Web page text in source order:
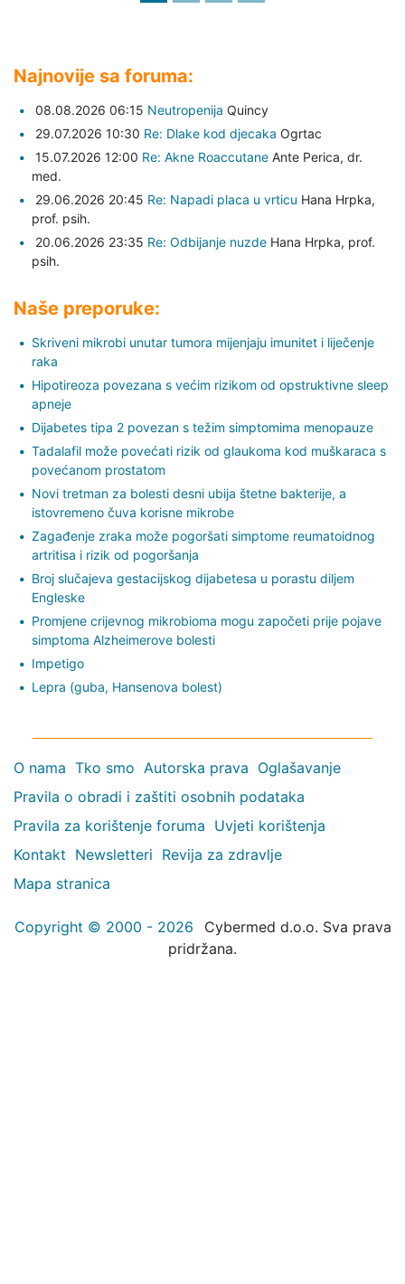
Najnovije sa foruma:
08.08.2026 06:15 Neutropenija Quincy
29.07.2026 10:30 Re: Dlake kod djecaka Ogrtac
15.07.2026 12:00 Re: Akne Roaccutane Ante Perica, dr.
med.
29.06.2026 20:45 Re: Napadi placa u vrticu Hana Hrpka,
prof. psih.
20.06.2026 23:35 Re: Odbijanje nuzde Hana Hrpka, prof.
psih.
Naše preporuke:
Skriveni mikrobi unutar tumora mijenjaju imunitet i liječenje
raka
Hipotireoza povezana s većim rizikom od opstruktivne sleep
apneje
Dijabetes tipa 2 povezan s težim simptomima menopauze
Tadalafil može povećati rizik od glaukoma kod muškaraca s
povećanom prostatom
Novi tretman za bolesti desni ubija štetne bakterije, a
istovremeno čuva korisne mikrobe
Zagađenje zraka može pogoršati simptome reumatoidnog
artritisa i rizik od pogoršanja
Broj slučajeva gestacijskog dijabetesa u porastu diljem
Engleske
Promjene crijevnog mikrobioma mogu započeti prije pojave
simptoma Alzheimerove bolesti
Impetigo
Lepra (guba, Hansenova bolest)
O nama Tko smo Autorska prava Oglašavanje
Pravila o obradi i zaštiti osobnih podataka
Pravila za korištenje foruma Uvjeti korištenja
Kontakt Newsletteri Revija za zdravlje
Mapa stranica
Copyright © 2000 - 2026
Cybermed d.o.o. Sva prava
pridržana.